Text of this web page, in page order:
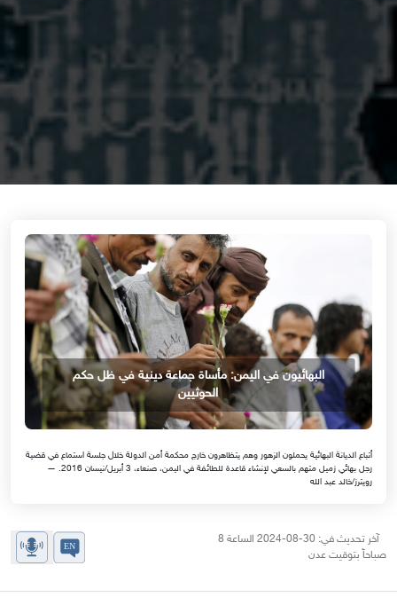
البهائيون في اليمن: مأساة جماعة دينية في ظل حكم
الحوثيين
أتباع الديانة البهائية يحملون الزهور وهم يتظاهرون خارج محكمة أمن الدولة خلال جلسة استماع في قضية
رجل بهائي زميل متهم بالسعي لإنشاء قاعدة للطائفة في اليمن، صنعاء، 3 أبريل/نيسان 2016. —
رويترز/خالد عبد الله
آخر تحديث في: 30-08-2024 الساعة 8
صباحاً بتوقيت عدن